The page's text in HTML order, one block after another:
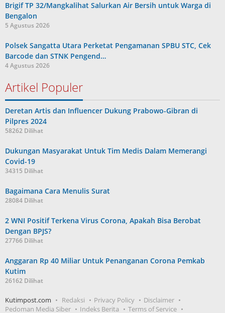
Brigif TP 32/Mangkalihat Salurkan Air Bersih untuk Warga di
Bengalon
5 Agustus 2026
Polsek Sangatta Utara Perketat Pengamanan SPBU STC, Cek
Barcode dan STNK Pengend…
4 Agustus 2026
Artikel Populer
Deretan Artis dan Influencer Dukung Prabowo-Gibran di
Pilpres 2024
58262 Dilihat
Dukungan Masyarakat Untuk Tim Medis Dalam Memerangi
Covid-19
34315 Dilihat
Bagaimana Cara Menulis Surat
28084 Dilihat
2 WNI Positif Terkena Virus Corona, Apakah Bisa Berobat
Dengan BPJS?
27766 Dilihat
Anggaran Rp 40 Miliar Untuk Penanganan Corona Pemkab
Kutim
26162 Dilihat
Kutimpost.com Redaksi Privacy Policy
Disclaimer
Pedoman Media Siber
Indeks Berita Terms of Service